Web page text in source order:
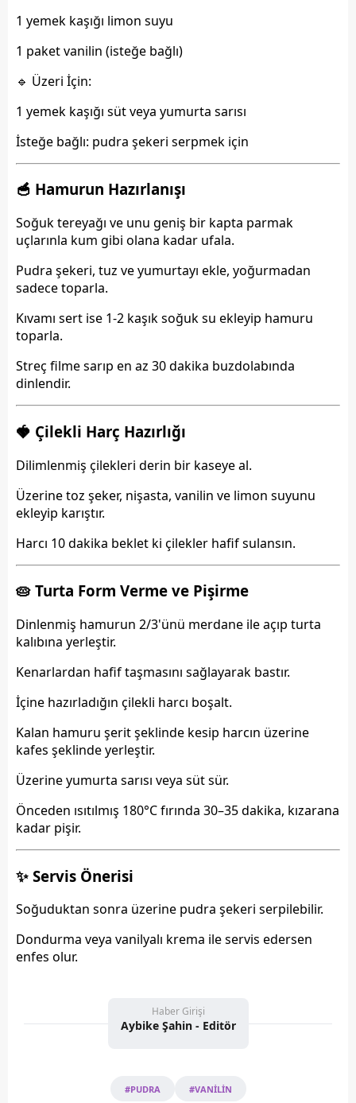
1 yemek kaşığı limon suyu
1 paket vanilin (isteğe bağlı)
🔹 Üzeri İçin:
1 yemek kaşığı süt veya yumurta sarısı
İsteğe bağlı: pudra şekeri serpmek için
🥣 Hamurun Hazırlanışı
Soğuk tereyağı ve unu geniş bir kapta parmak
uçlarınla kum gibi olana kadar ufala.
Pudra şekeri, tuz ve yumurtayı ekle, yoğurmadan
sadece toparla.
Kıvamı sert ise 1-2 kaşıksoğuk su ekleyip hamuru
toparla.
Streç filme sarıp en az 30 dakika buzdolabında
dinlendir.
🍓 Çilekli Harç Hazırlığı
Dilimlenmiş çilekleri derin bir kaseye al.
Üzerine toz şeker, nişasta, vanilin ve limon suyunu
ekleyip karıştır.
Harcı 10 dakika beklet ki çilekler hafif sulansın.
🥧 Turta Form Verme ve Pişirme
Dinlenmiş hamurun 2/3'ünü merdane ile açıp turta
kalıbına yerleştir.
Kenarlardan hafif taşmasını sağlayarak bastır.
İçine hazırladığın çilekli harcı boşalt.
Kalan hamuru şerit şeklinde kesip harcın üzerine
kafes şeklinde yerleştir.
Üzerine yumurta sarısı veya süt sür.
Önceden ısıtılmış 180°C fırında 30–35 dakika, kızarana
kadar pişir.
✨ Servis Önerisi
Soğuduktan sonra üzerine pudra şekeri serpilebilir.
Dondurma veya vanilyalı krema ile servis edersen
enfes olur.
Haber Girişi
Aybike Şahin - Editör
#PUDRA #VANİLİN